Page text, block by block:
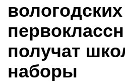
вологодских
получат
наборы